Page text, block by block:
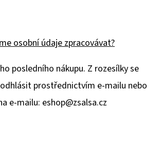
osobní údaje zpracovávat?
posledního nákupu. Z rozesílky se
prostřednictvím e-mailu nebo
e-mailu: eshop@zsalsa.cz